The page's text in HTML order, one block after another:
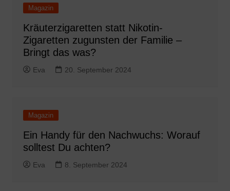
Magazin
Kräuterzigaretten statt Nikotin-
Zigaretten zugunsten der Familie –
Bringt das was?
Eva 20. September 2024
Magazin
Ein Handy für den Nachwuchs: Worauf
solltest Du achten?
Eva 8. September 2024